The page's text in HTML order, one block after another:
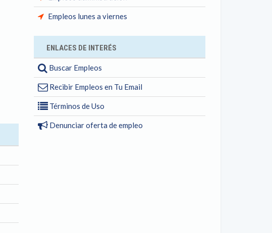
Empleos lunes a viernes
ENLACES DE INTERÉS
Buscar Empleos
Recibir Empleos en Tu Email
Términos de Uso
Denunciar oferta de empleo